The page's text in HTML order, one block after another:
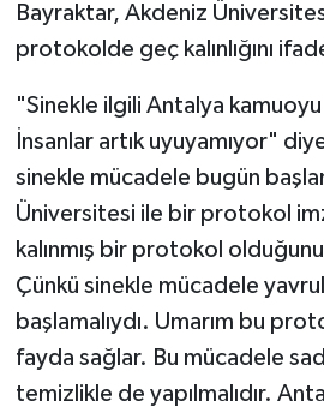
Bayraktar, Akdeniz
protokolde geç kalınlığını
"Sinekle ilgili Antalya
İnsanlar artık uyuyamıyor"
sinekle mücadele bugün
Üniversitesi ile bir protokol
kalınmış bir protokol
Çünkü sinekle mücadele
başlamalıydı. Umarım bu
fayda sağlar. Bu mücadele
temizlikle de yapılmalıdır.